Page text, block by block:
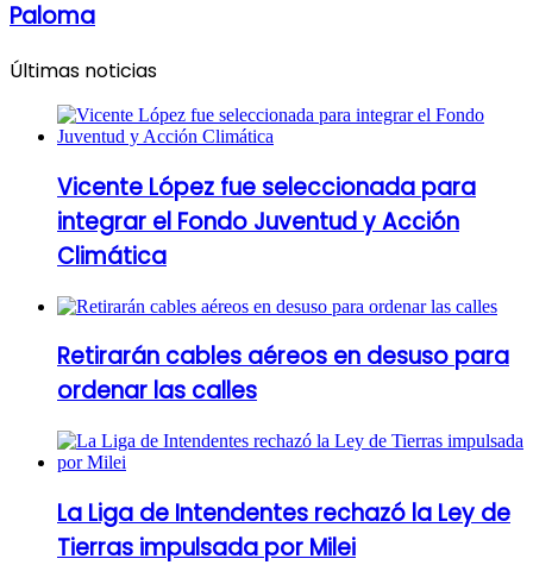
Paloma
Últimas noticias
Vicente López fue seleccionada para
integrar el Fondo Juventud y Acción
Climática
Retirarán cables aéreos en desuso para
ordenar las calles
La Liga de Intendentes rechazó la Ley de
Tierras impulsada por Milei